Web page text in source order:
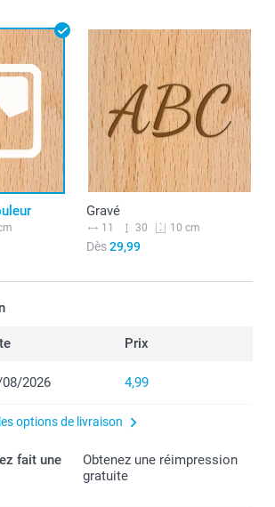
Gravé
11 30 10 cm
Dès29,99
Prix
2026 4,99
options de livraison
fait une
Obtenez une réimpression
gratuite